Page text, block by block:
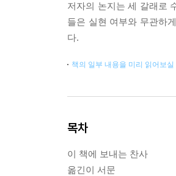
저자의 논지는 세 갈래로
들은 실현 여부와 무관하
다.
책의 일부 내용을 미리 읽어보
목차
이 책에 보내는 찬사
옮긴이 서문